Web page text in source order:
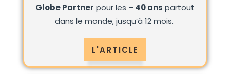
Globe Partner pour les – 40 ans partout
dans le monde, jusqu’à 12 mois.
L'ARTICLE